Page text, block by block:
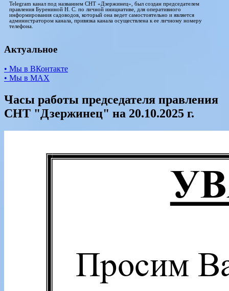
Telegram канал под названием СНТ «Дзержинец», был создан председателем
правления Бурениной Н. С. по личной инициативе, для оперативного
информирования садоводов, который она ведет самостоятельно и является
администратором канала, привязка канала осуществлена к ее личному номеру
телефона.
Актуальное
• Мы в ВКонтакте
• Мы в МАХ
Часы работы председателя правления
СНТ "Дзержинец" на 20.10.2025 г.